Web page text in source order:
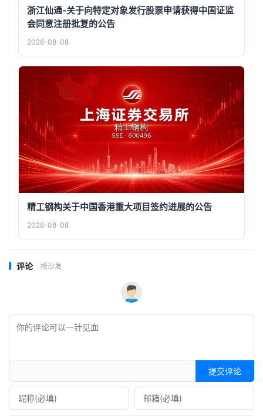
浙江仙通-关于向特定对象发行股票申请获得中国证监
会同意注册批复的公告
2026-08-08
精工钢构关于中国香港重大项目签约进展的公告
2026-08-08
评论 抢沙发
提交评论